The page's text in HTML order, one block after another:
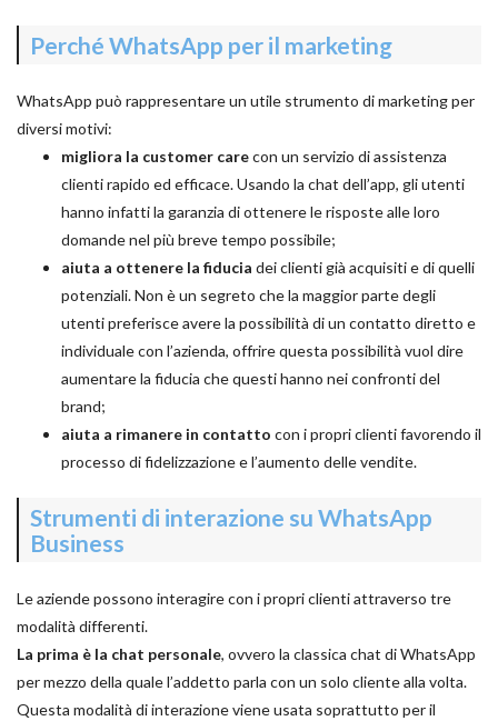
Perché WhatsApp per il marketing
WhatsApp può rappresentare un utile strumento di marketing per
diversi motivi:
migliora la customer carecon un servizio di assistenza
clienti rapido ed efficace. Usando la chat dell’app, gli utenti
hanno infatti la garanzia di ottenere le risposte alle loro
domande nel più breve tempo possibile;
aiuta a ottenere la fiducia dei clienti già acquisiti e di quelli
potenziali. Non è un segreto che la maggior parte degli
utenti preferisce avere la possibilità di un contatto diretto e
individuale con l’azienda, offrire questa possibilità vuol dire
aumentare la fiducia che questi hanno nei confronti del
brand;
aiuta a rimanere in contatto con i propri clienti favorendo il
processo di fidelizzazione e l’aumento delle vendite.
Strumenti di interazione su WhatsApp
Business
Le aziende possono interagire con i propri clienti attraverso tre
modalità differenti.
La prima è la chat personale, ovvero la classica chat di WhatsApp
per mezzo della quale l’addetto parla con un solo cliente alla volta.
Questa modalità di interazione viene usata soprattutto per il